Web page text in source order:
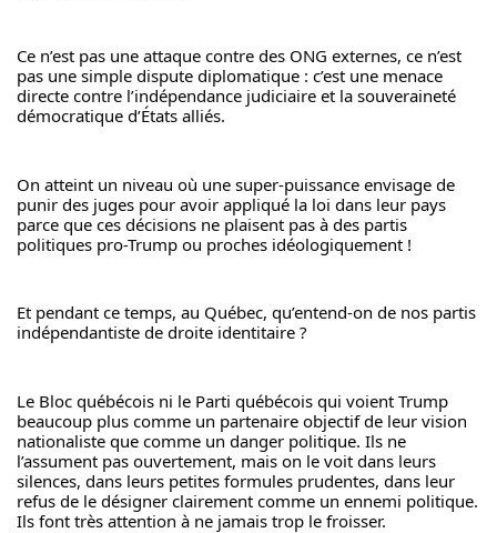
Ce n’est pas une attaque contre des ONG externes, ce n’est
pas une simple dispute diplomatique : c’est une menace
directe contre l’indépendance judiciaire et la souveraineté
démocratique d’États alliés.
On atteint un niveau où une super-puissance envisage de
punir des juges pour avoir appliqué la loi dans leur pays
parce que ces décisions ne plaisent pas à des partis
politiques pro-Trump ou proches idéologiquement !
Et pendant ce temps, au Québec, qu’entend-on de nos partis
indépendantiste de droite identitaire ?
Le Bloc québécois ni le Parti québécois qui voient Trump
beaucoup plus comme un partenaire objectif de leur vision
nationaliste que comme un danger politique. Ils ne
l’assument pas ouvertement, mais on le voit dans leurs
silences, dans leurs petites formules prudentes, dans leur
refus de le désigner clairement comme un ennemi politique.
Ils font très attention à ne jamais trop le froisser.